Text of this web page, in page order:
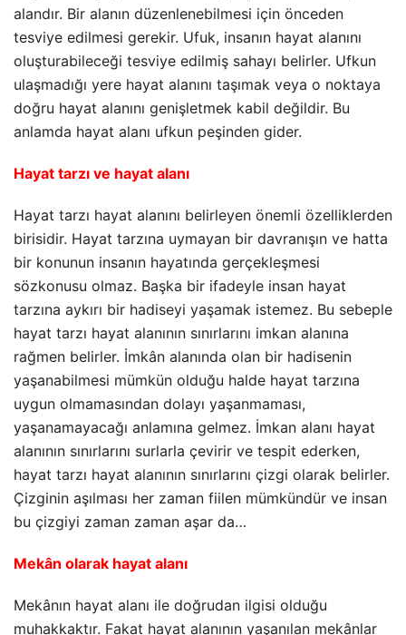
alandır. Bir alanın düzenlenebilmesi için önceden
tesviye edilmesi gerekir. Ufuk, insanın hayat alanını
oluşturabileceği tesviye edilmiş sahayı belirler. Ufkun
ulaşmadığı yere hayat alanını taşımak veya o noktaya
doğru hayat alanını genişletmek kabil değildir. Bu
anlamda hayat alanı ufkun peşinden gider.
Hayat tarzı ve hayat alanı
Hayat tarzı hayat alanını belirleyen önemli özelliklerden
birisidir. Hayat tarzına uymayan bir davranışın ve hatta
bir konunun insanın hayatında gerçekleşmesi
sözkonusu olmaz. Başka bir ifadeyle insan hayat
tarzına aykırı bir hadiseyi yaşamak istemez. Bu sebeple
hayat tarzı hayat alanının sınırlarını imkan alanına
rağmen belirler. İmkân alanında olan bir hadisenin
yaşanabilmesi mümkün olduğu halde hayat tarzına
uygun olmamasından dolayı yaşanmaması,
yaşanamayacağı anlamına gelmez. İmkan alanı hayat
alanının sınırlarını surlarla çevirir ve tespit ederken,
hayat tarzı hayat alanının sınırlarını çizgi olarak belirler.
Çizginin aşılması her zaman fiilen mümkündür ve insan
bu çizgiyi zaman zaman aşar da…
Mekân olarak hayat alanı
Mekânın hayat alanı ile doğrudan ilgisi olduğu
muhakkaktır. Fakat hayat alanının yaşanılan mekânlar